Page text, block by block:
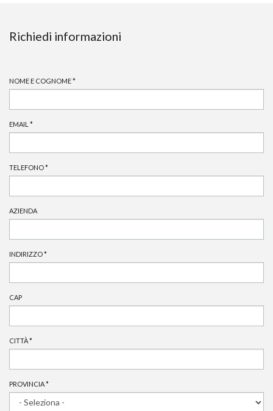
Richiedi informazioni
NOME E COGNOME*
EMAIL *
TELEFONO*
AZIENDA
INDIRIZZO*
CAP
CITTÀ*
PROVINCIA*